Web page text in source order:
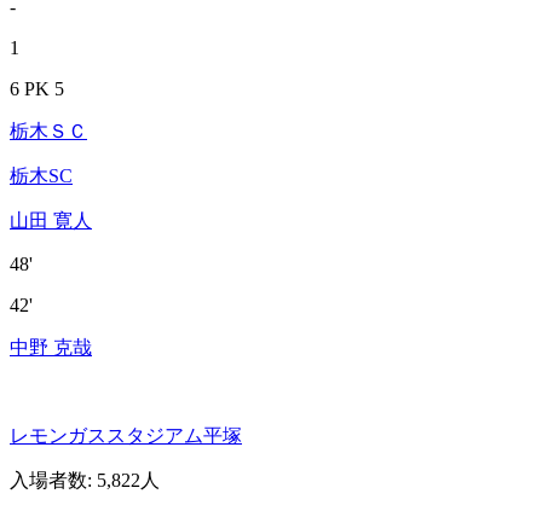
-
1
6 PK 5
栃木ＳＣ
栃木SC
山田 寛人
48'
42'
中野 克哉
レモンガススタジアム平塚
入場者数: 5,822人